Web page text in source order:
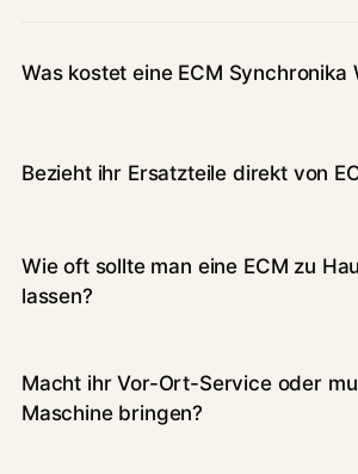
Was kostet eine ECM Synchronika
Bezieht ihr Ersatzteile direkt von
Wie oft sollte man eine ECM zu
lassen?
Macht ihr Vor-Ort-Service oder
Maschine bringen?